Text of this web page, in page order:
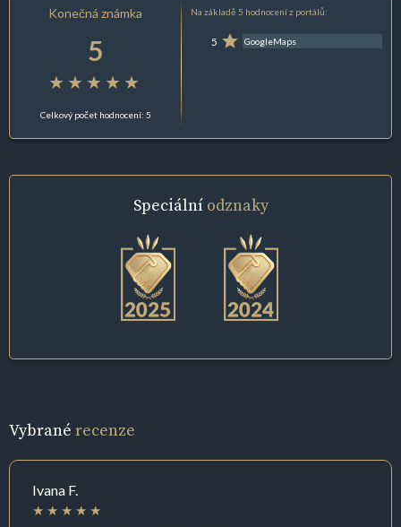
Konečná známka
5
Celkový počet hodnocení: 5
Na základě 5 hodnocení z portálů:
5 GoogleMaps
Speciální odznaky
Vybrané recenze
Ivana F.